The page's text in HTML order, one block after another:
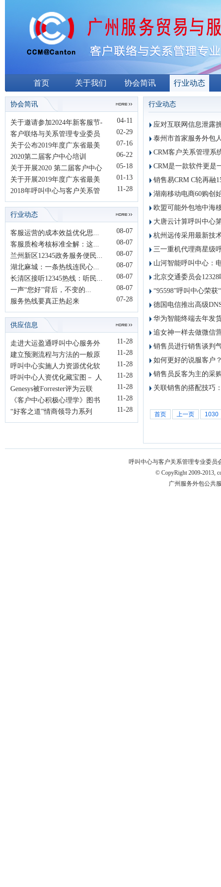
首页 关于我们 协会简讯 行业动态
协会简讯
关于邀请参加2024年新客服节-
数...
04-11
客户联络与关系管理专业委员
会...
02-29
关于公布2019年度广东省最美
客...
07-16
2020第二届客户中心培训
师“未...
06-22
关于开展2020 第二届客户中心
培...
05-18
关于开展2019年度广东省最美
客...
01-13
2018年呼叫中心与客户关系管
理...
11-28
行业动态
客服运营的成本效益优化思...
08-07
客服质检考核标准全解：这...
08-07
兰州新区12345政务服务便民...
08-07
湖北麻城：一条热线连民心...
08-07
长清区接听12345热线：听民...
08-07
一声“您好”背后，不变的...
08-07
服务热线要真正热起来
07-28
供应信息
走进大运盈通呼叫中心服务外
包...
11-28
建立预测流程与方法的一般原
则
11-28
呼叫中心实施人力资源优化软
件...
11-28
呼叫中心人资优化藏宝图－ 人
资...
11-28
Genesys被Forrester评为云联
络...
11-28
《客户中心积极心理学》图书
介...
11-28
“好客之道”情商领导力系列
课...
11-28
行业动态
应对互联网信息泄露
泰州市首家服务外包
CRM客户关系管理系
CRM是一款软件更是
销售易CRM C轮再融
湖南移动电商60购创
欧盟可能外包地中海
大唐云计算呼叫中心
杭州远传采用最新技
三一重机代理商星级
山河智能呼叫中心：
北京交通委员会
“95598”呼叫中心荣
德国电信推出高级
华为智能终端去年发
追女神一样去做微信
销售员进行销售谈判
如何更好的说服客户
销售员反客为主的采
关联销售的搭配技巧
首页 上一页 1030
呼叫中心与客户关系管理专业委员
© CopyRight 2009-2013,
广州服务外包公共